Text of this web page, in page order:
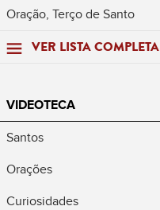
Oração, Terço de Santo
VER LISTA COMPLETA
VIDEOTECA
Santos
Orações
Curiosidades